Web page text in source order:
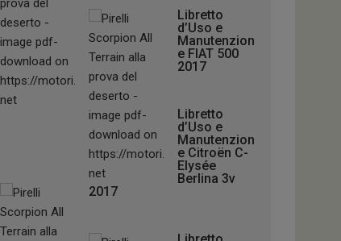
Libretto
d’Uso e
Manutenzion
e FIAT 500
2017
Libretto
d’Uso e
Manutenzion
e Citroën C-
Elysée
Berlina 3v
2017